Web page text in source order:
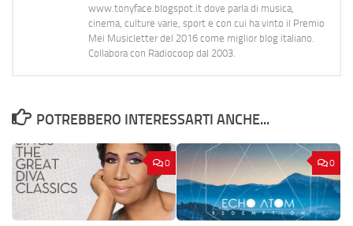
www.tonyface.blogspot.it dove parla di musica,
cinema, culture varie, sport e con cui ha vinto il Premio
Mei Musicletter del 2016 come miglior blog italiano.
Collabora con Radiocoop dal 2003.
POTREBBERO INTERESSARTI ANCHE...
0 0